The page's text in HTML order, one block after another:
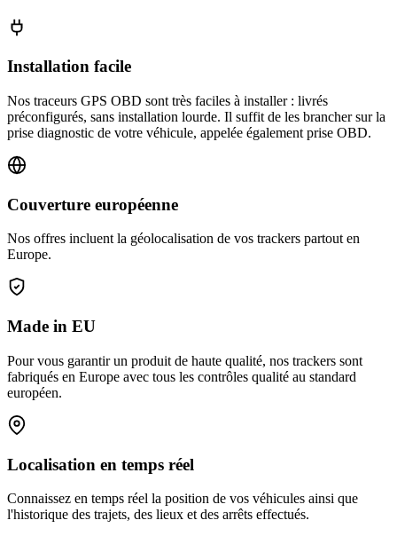
Installation facile
Nos traceurs GPS OBD sont très faciles à installer : livrés
préconfigurés, sans installation lourde. Il suffit de les brancher sur la
prise diagnostic de votre véhicule, appelée également prise OBD.
Couverture européenne
Nos offres incluent la géolocalisation de vos trackers partout en
Europe.
Made in EU
Pour vous garantir un produit de haute qualité, nos trackers sont
fabriqués en Europe avec tous les contrôles qualité au standard
européen.
Localisation en temps réel
Connaissez en temps réel la position de vos véhicules ainsi que
l'historique des trajets, des lieux et des arrêts effectués.